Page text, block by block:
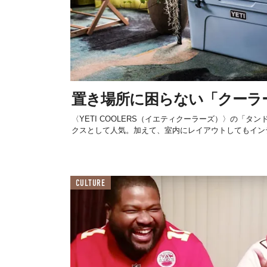
置き場所に困らない「クー
〈YETI COOLERS（イエティクーラーズ）〉の「タン
クスとして人気。加えて、室内にレイアウトしてもイ
CULTURE